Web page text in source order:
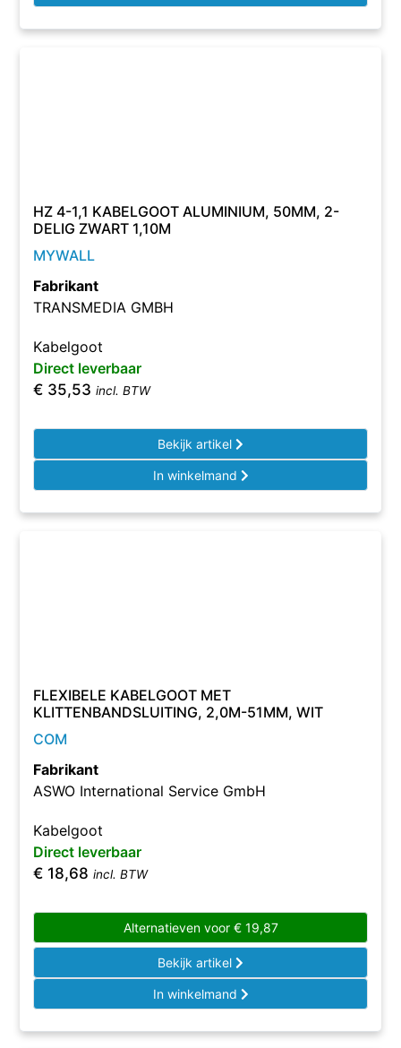
HZ 4-1,1 KABELGOOT ALUMINIUM, 50MM, 2-
DELIG ZWART 1,10M
MYWALL
Fabrikant
TRANSMEDIA GMBH
Kabelgoot
Direct leverbaar
€ 35,53 incl. BTW
Bekijk artikel
In winkelmand
FLEXIBELE KABELGOOT MET
KLITTENBANDSLUITING, 2,0M-51MM, WIT
COM
Fabrikant
ASWO International Service GmbH
Kabelgoot
Direct leverbaar
€ 18,68 incl. BTW
Alternatieven voor €19,87
Bekijk artikel
In winkelmand